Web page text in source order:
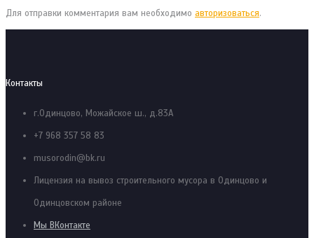
Для отправки комментария вам необходимо авторизоваться.
Контакты
г.Одинцово, Можайское ш., д.83А
+7 968 357 58 83
musorodin@bk.ru
Лицензия на вывоз строительного мусора в Одинцово и
Одинцовском районе
Мы ВКонтакте